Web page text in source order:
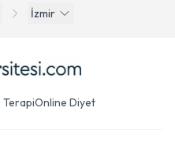
İzmir
TerapiOnline Diyet